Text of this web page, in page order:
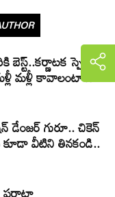
బెస్ట్..కర్ణాటక స్పెషల్
మళ్లీ కావాలంటారు!
డేంజర్ గురూ.. చికెన్
వీటిని తినకండి..